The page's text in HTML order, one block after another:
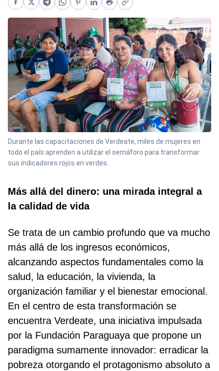
Facebook
X Telegram
WhatsApp
Pinterest
LinkedIn
PrintCopy link
Durante las capacitaciones de Verdeate, miles de mujeres en
todo el país aprenden a utilizar el semáforo para transformar
sus indicadores rojos en verdes.
Más allá del dinero: una mirada integral a
la calidad de vida
Se trata de un cambio profundo que va mucho
más allá de los ingresos económicos,
alcanzando aspectos fundamentales como la
salud, la educación, la vivienda, la
organización familiar y el bienestar emocional.
En el centro de esta transformación se
encuentra Verdeate, una iniciativa impulsada
por la Fundación Paraguaya que propone un
paradigma sumamente innovador: erradicar la
pobreza otorgando el protagonismo absoluto a